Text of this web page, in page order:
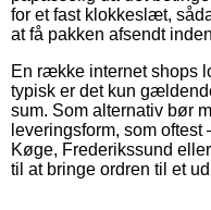
for et fast klokkeslæt,
at få pakken afsendt
En række internet shops
typisk er det kun
sum. Som alternativ bør
leveringsform, som
Køge, Frederikssund
til at bringe ordren til et